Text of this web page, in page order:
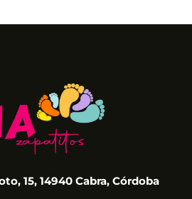
15, 14940 Cabra, Córdoba